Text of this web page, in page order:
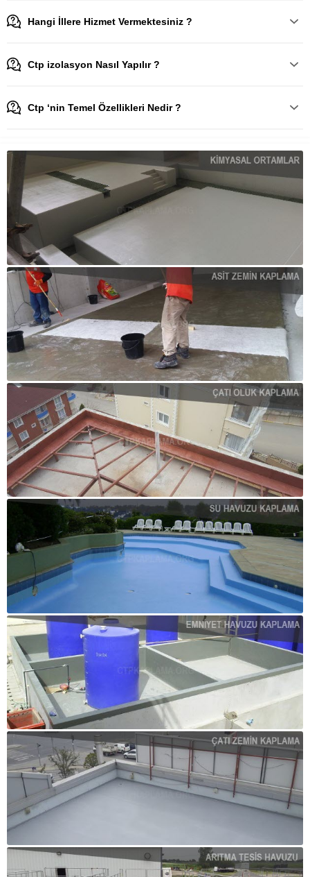
Hangi İllere Hizmet Vermektesiniz ?
Ctp izolasyon Nasıl Yapılır ?
Ctp ‘nin Temel Özellikleri Nedir ?